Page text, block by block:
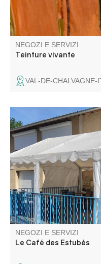
NEGOZI E SERVIZI
Teinture vivante
VAL-DE-CHALVAGNE-
I membri
benvenuto nel loro caffè
fredde e gelati.
NEGOZI E SERVIZI
Le Café des Estubés